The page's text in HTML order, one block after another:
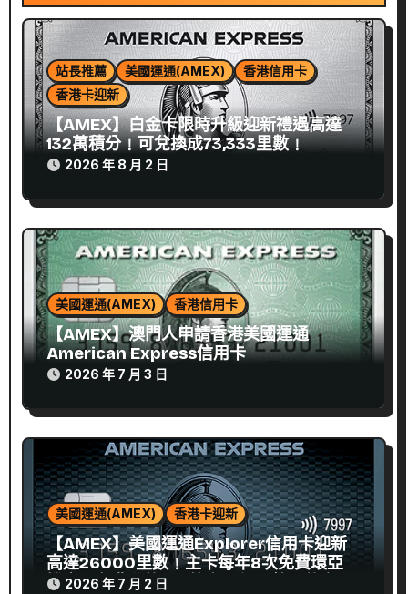
站長推薦 美國運通(AMEX)
香港信用卡
香港卡迎新
【AMEX】白金卡限時升級迎新禮遇高達
132萬積分﹗可兌換成73,333里數﹗
2026 年 8 月 2 日
美國運通(AMEX) 香港信用卡
【AMEX】澳門人申請香港美國運通
American Express信用卡
2026 年 7 月 3 日
美國運通(AMEX) 香港卡迎新
【AMEX】美國運通Explorer信用卡迎新
高達26000里數﹗主卡每年8次免費環亞候
機室﹗免費兌換8間航空飛行里數、萬豪及
2026 年 7 月 2 日